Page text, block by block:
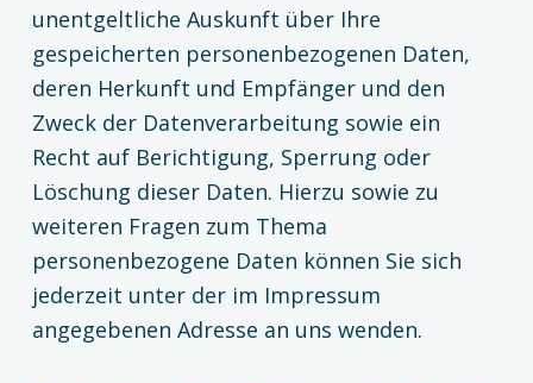
unentgeltliche Auskunft über Ihre
gespeicherten personenbezogenen Daten,
deren Herkunft und Empfänger und den
Zweck der Datenverarbeitung sowie ein
Recht auf Berichtigung, Sperrung oder
Löschung dieser Daten. Hierzu sowie zu
weiteren Fragen zum Thema
personenbezogene Daten können Sie sich
jederzeit unter der im Impressum
angegebenen Adresse an uns wenden.